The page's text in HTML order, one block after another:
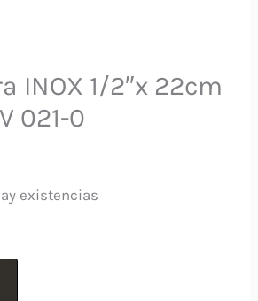
INOX 1/2″x 22cm
021-0
existencias